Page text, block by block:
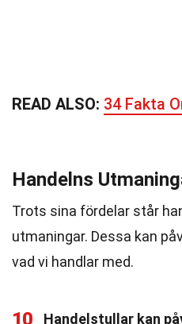
READ ALSO: 34 Fakta
Handelns
Trots sina fördelar står
utmaningar. Dessa kan
vad vi handlar med.
10 Handelstullar kan